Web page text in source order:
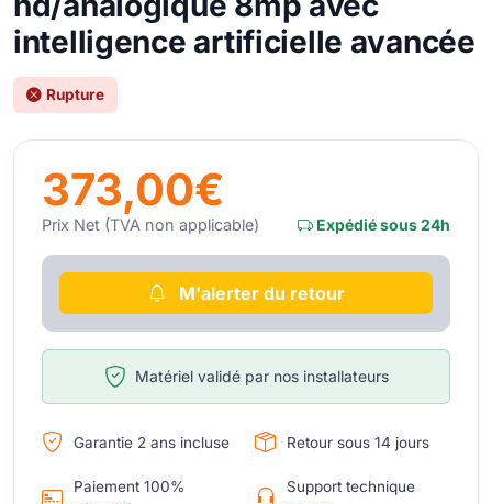
intelligence artificielle avancée
Rupture
373,00€
Prix Net (TVA non applicable) Expédié sous 24h
M'alerter du retour
Matériel validé par nos installateurs
Garantie 2 ans incluse Retour sous 14 jours
Paiement 100%
Support technique